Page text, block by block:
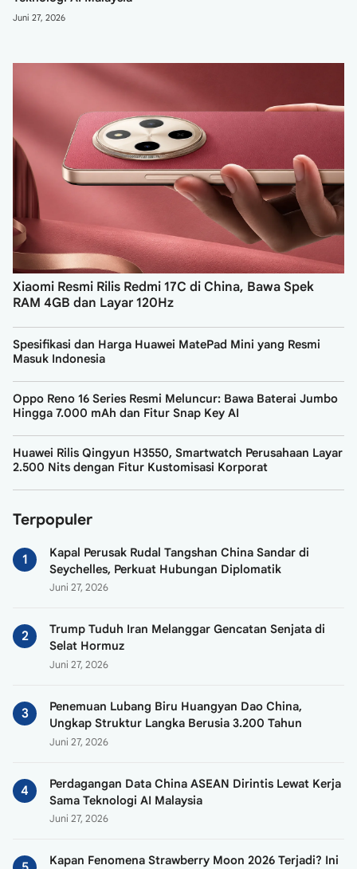
Juni 27, 2026
Xiaomi Resmi Rilis Redmi 17C di China, Bawa Spek
RAM 4GB dan Layar 120Hz
Spesifikasi dan Harga Huawei MatePad Mini yang Resmi
Masuk Indonesia
Oppo Reno 16 Series Resmi Meluncur: Bawa Baterai Jumbo
Hingga 7.000 mAh dan Fitur Snap Key AI
Huawei Rilis Qingyun H3550, Smartwatch Perusahaan Layar
2.500 Nits dengan Fitur Kustomisasi Korporat
Terpopuler
Kapal Perusak Rudal Tangshan China Sandar di
Seychelles, Perkuat Hubungan Diplomatik
Juni 27, 2026
Trump Tuduh Iran Melanggar Gencatan Senjata di
Selat Hormuz
Juni 27, 2026
Penemuan Lubang Biru Huangyan Dao China,
Ungkap Struktur Langka Berusia 3.200 Tahun
Juni 27, 2026
Perdagangan Data China ASEAN Dirintis Lewat Kerja
Sama Teknologi AI Malaysia
Juni 27, 2026
Kapan Fenomena Strawberry Moon 2026 Terjadi? Ini